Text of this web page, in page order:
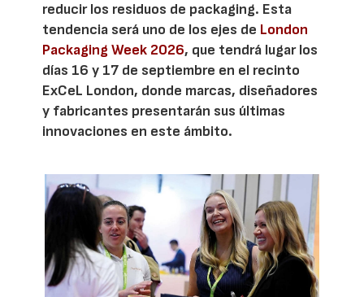
reducir los residuos de packaging. Esta
tendencia será uno de los ejes de London
Packaging Week 2026, que tendrá lugar los
días 16 y 17 de septiembre en el recinto
ExCeL London, donde marcas, diseñadores
y fabricantes presentarán sus últimas
innovaciones en este ámbito.